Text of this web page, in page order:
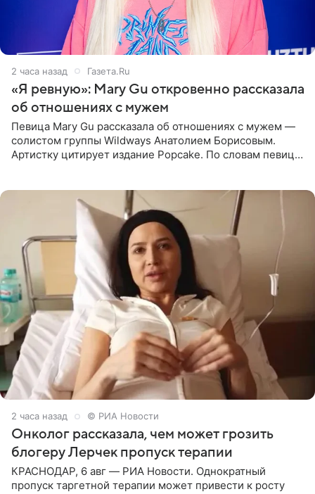
2 часа назад Газета.Ru
«Я ревную»: Mary Gu откровенно рассказала
об отношениях с мужем
Певица Mary Gu рассказала об отношениях с мужем —
солистом группы Wildways Анатолием Борисовым.
Артистку цитирует издание Popcake. По словам певицы,
2 часа назад © РИА Новости
Онколог рассказала, чем может грозить
блогеру Лерчек пропуск терапии
КРАСНОДАР, 6 авг — РИА Новости. Однократный
пропуск таргетной терапии может привести к росту